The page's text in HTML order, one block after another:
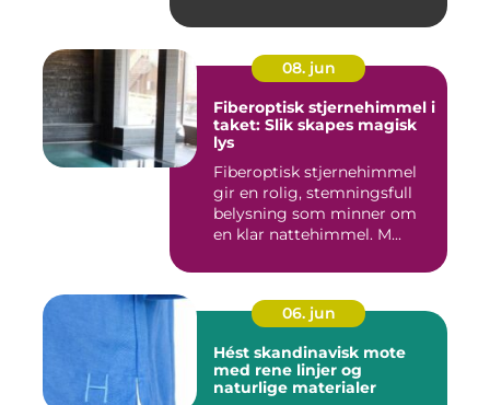
08. jun
Fiberoptisk stjernehimmel i
taket: Slik skapes magisk
lys
Fiberoptisk stjernehimmel
gir en rolig, stemningsfull
belysning som minner om
en klar nattehimmel. M...
06. jun
Hést skandinavisk mote
med rene linjer og
naturlige materialer